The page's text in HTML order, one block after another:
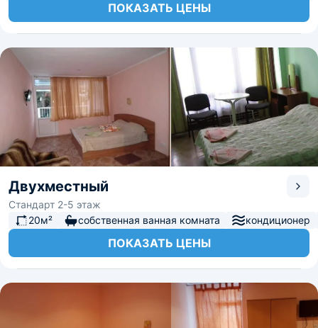
ПОКАЗАТЬ ЦЕНЫ
Двухместный
Стандарт 2-5 этаж
20м²
собственная ванная комната кондиционер
ПОКАЗАТЬ ЦЕНЫ